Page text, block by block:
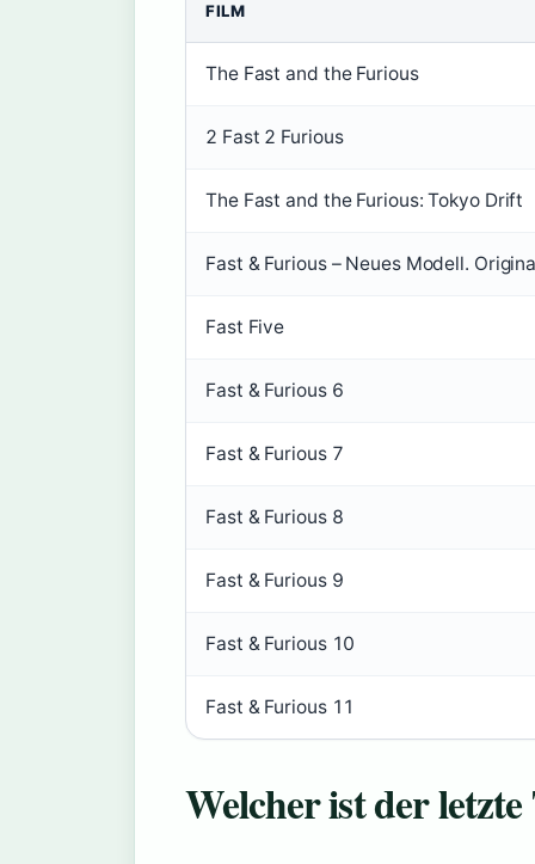
FILM
The Fast and the Furious
2 Fast 2 Furious
The Fast and the Furious: Tokyo Drift
Fast & Furious – Neues Modell.
Fast Five
Fast & Furious 6
Fast & Furious 7
Fast & Furious 8
Fast & Furious 9
Fast & Furious 10
Fast & Furious 11
Welcher ist der